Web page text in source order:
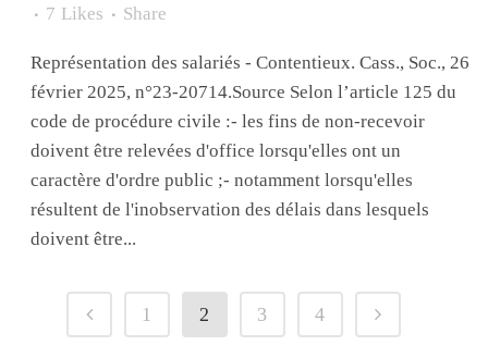
7 Likes Share
Représentation des salariés - Contentieux. Cass., Soc., 26
février 2025, n°23-20714.Source Selon l’article 125 du
code de procédure civile :- les fins de non-recevoir
doivent être relevées d'office lorsqu'elles ont un
caractère d'ordre public ;- notamment lorsqu'elles
résultent de l'inobservation des délais dans lesquels
doivent être...
1 2 3 4